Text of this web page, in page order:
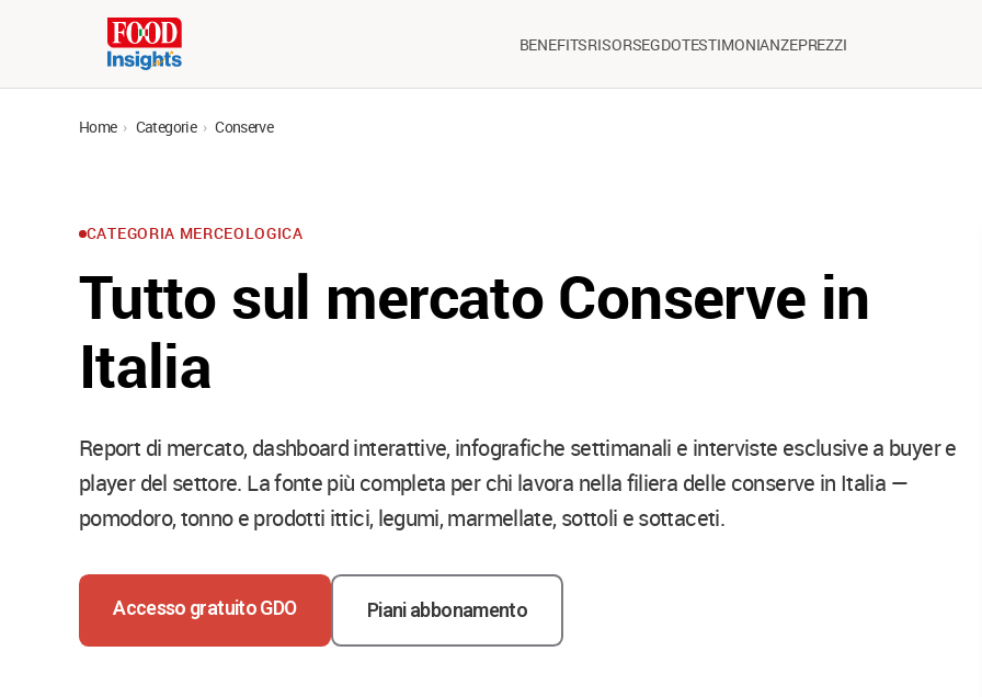
BENEFITSRISORSEGDOTESTIMONIANZEPREZZI
Home › Categorie › Conserve
CATEGORIA MERCEOLOGICA
Tutto sul mercato Conserve in
Italia
Report di mercato, dashboard interattive, infografiche settimanali e interviste esclusive a buyer e
player del settore. La fonte più completa per chi lavora nella filiera delle conserve in Italia —
pomodoro, tonno e prodotti ittici, legumi, marmellate, sottoli e sottaceti.
Accesso gratuito GDO Piani abbonamento